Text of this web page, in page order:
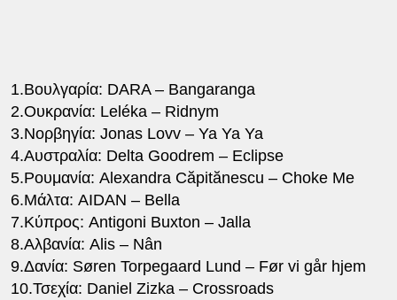
1.Βουλγαρία: DARA – Bangaranga
2.Ουκρανία: Leléka – Ridnym
3.Νορβηγία: Jonas Lovv – Ya Ya Ya
4.Αυστραλία: Delta Goodrem – Eclipse
5.Ρουμανία: Alexandra Căpitănescu – Choke Me
6.Μάλτα: AIDAN – Bella
7.Κύπρος: Antigoni Buxton – Jalla
8.Αλβανία: Alis – Nân
9.Δανία: Søren Torpegaard Lund – Før vi går hjem
10.Τσεχία: Daniel Zizka – Crossroads